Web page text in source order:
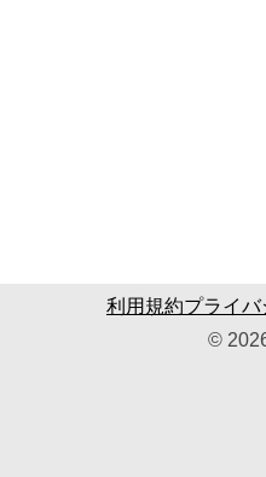
利用規約プライ
©